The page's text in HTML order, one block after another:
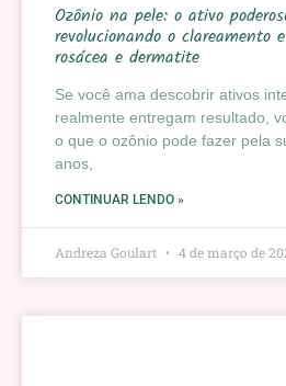
Ozônio na pele: o ativo
revolucionando o clareamento
rosácea e dermatite
Se você ama descobrir ativos
realmente entregam resultado,
o que o ozônio pode fazer pela
anos,
CONTINUAR LENDO »
Andreza Goulart 4 de março de